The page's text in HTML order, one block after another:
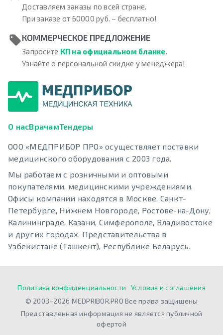
Доставляем заказы по всей стране.
При заказе от 60000 руб. – бесплатно!
КОММЕРЧЕСКОЕ ПРЕДЛОЖЕНИЕ
Запросите КП на официальном бланке.
Узнайте о персональной скидке у менеджера!
О насВрачамТендеры
ООО «МЕДПРИБОР ПРО» осуществляет поставки
медицинского оборудования с 2003 года.
Мы работаем с розничными и оптовыми
покупателями, медицинскими учреждениями.
Офисы компании находятся в Москве, Санкт-
Петербурге, Нижнем Новгороде, Ростове-на-Дону,
Калининграде, Казани, Симферополе, Владивостоке
и других городах. Представительства в
Узбекистане (Ташкент), Республике Беларусь.
Политика конфиденциальности
Условия и соглашения
© 2003–2026 MEDPRIBOR.PRO Все права защищены
Представленная информация не является публичной
офертой